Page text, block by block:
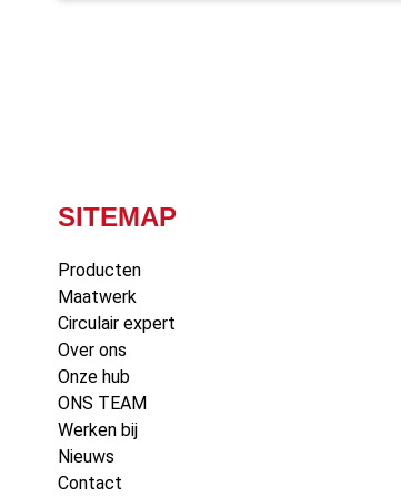
SITEMAP
Producten
Maatwerk
Circulair expert
Over ons
Onze hub
ONS TEAM
Werken bij
Nieuws
Contact